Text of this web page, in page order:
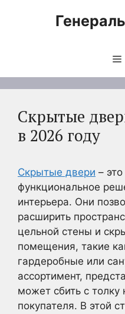
Скрытые
в 2026 году
Скрытые двери –
функциональное
интерьера. Они
расширить
цельной стены и
помещения, такие
гардеробные или
ассортимент,
может сбить с толку
покупателя. В этой